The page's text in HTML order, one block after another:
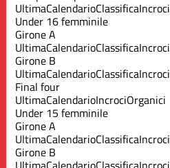
UltimaCalendarioClassificaIncroci
Under 16 femminile
Girone A
UltimaCalendarioClassificaIncroci
Girone B
UltimaCalendarioClassificaIncroci
Final four
UltimaCalendarioIncrociOrganici
Under 15 femminile
Girone A
UltimaCalendarioClassificaIncroci
Girone B